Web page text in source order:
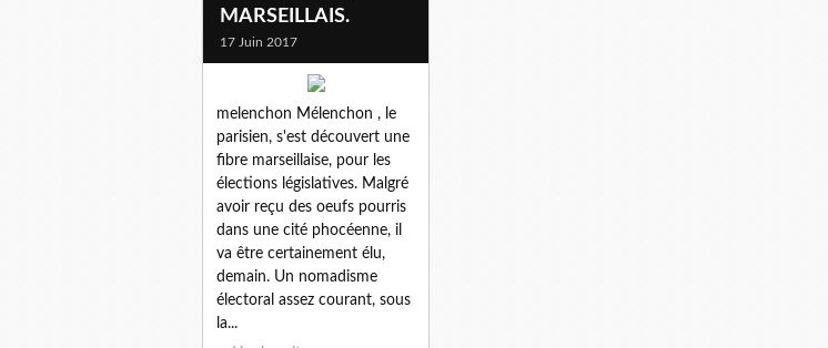
MARSEILLAIS.
17 Juin 2017
melenchon Mélenchon , le
parisien, s'est découvert une
fibre marseillaise, pour les
élections législatives. Malgré
avoir reçu des oeufs pourris
dans une cité phocéenne, il
va être certainement élu,
demain. Un nomadisme
électoral assez courant, sous
la...